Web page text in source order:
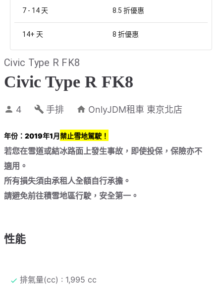
7 - 14 天 8.5 折優惠
14+ 天 8 折優惠
Civic Type R FK8
Civic Type R FK8
4 手排 OnlyJDM租車 東京北店
年份：2019年1月禁止雪地駕駛！
若您在雪道或結冰路面上發生事故，即使投保，保險亦不
適用。
所有損失須由承租人全額自行承擔。
請避免前往積雪地區行駛，安全第一。
性能
排氣量(cc) : 1,995 cc